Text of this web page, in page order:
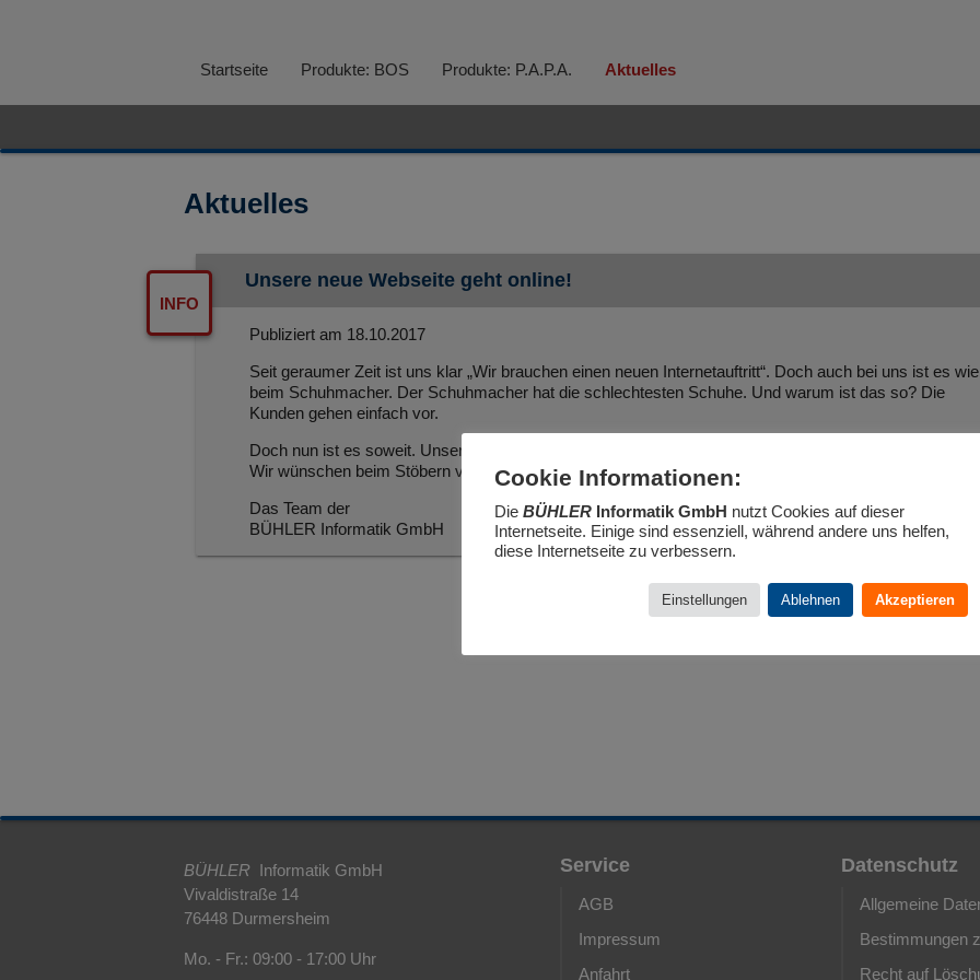
Startseite Produkte: BOS Produkte: P.A.P.A. Aktuelles
Aktuelles
INFO
Unsere neue Webseite geht online!
Publiziert am 18.10.2017
Seit geraumer Zeit ist uns klar „Wir brauchen einen neuen Internetauftritt“. Doch auch bei uns ist es wie
beim Schuhmacher. Der Schuhmacher hat die schlechtesten Schuhe. Und warum ist das so? Die
Kunden gehen einfach vor.
Doch nun ist es soweit. Unsere neue Webseite geht online.
Wir wünschen beim Stöbern viel Spaß.
Das Team der
BÜHLER Informatik GmbH
BÜHLER Informatik GmbH
Vivaldistraße 14
76448 Durmersheim
Mo. - Fr.: 09:00 - 17:00 Uhr
Service
AGB
Impressum
Anfahrt
Datenschutz
Allgemeine
Bestimmungen
Recht auf
Cookie Informationen:
Die BÜHLER Informatik GmbH nutzt Cookies auf dieser
Internetseite. Einige sind essenziell, während andere uns helfen,
diese Internetseite zu verbessern.
Einstellungen Ablehnen Akzeptieren